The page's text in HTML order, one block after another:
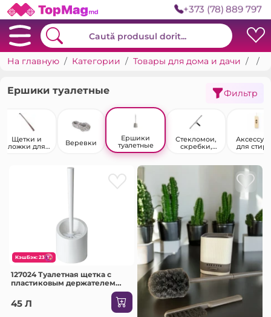
+373 (78) 889 797
На главную Категории Товары для дома и дачи
Ершики туалетные Фильтр
Щетки и
ложки для
Веревки
Ершики
туалетные
Стекломои,
скребки,
для
КэшБэк: 23
127024 Туалетная щетка с
пластиковым держателем
45 Л